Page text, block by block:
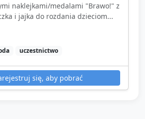
naklejkami/medalami "Brawo!" z
i jajka do rozdania dzieciom...
uczestnictwo
się, aby pobrać